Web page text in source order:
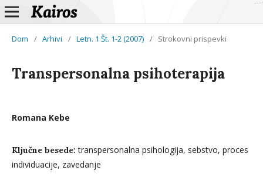
Dom / Arhivi / Letn. 1 Št. 1-2 (2007) / Strokovni prispevki
Transpersonalna psihoterapija
Romana Kebe
Ključne besede:transpersonalna psihologija, sebstvo, proces
individuacije, zavedanje